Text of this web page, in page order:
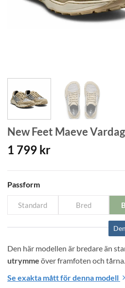
New Feet Maeve
1 799 kr
Passform
Standard Bred
Den här modellen är bredare än
utrymme över framfoten och tårna.
Se exakta mått för denna modell